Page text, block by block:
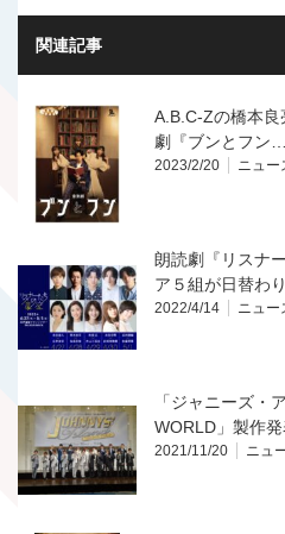
関連記事
A.B.C-Zの橋本
劇『ブンとフン…
2023/2/20 ニュー
朗読劇『リスナ
ア５組が日替わ
2022/4/14 ニュー
「ジャニーズ・
WORLD」製作発
2021/11/20 ニュ